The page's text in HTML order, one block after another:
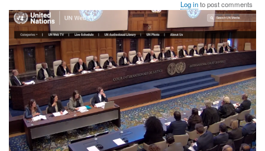
Log into post comments